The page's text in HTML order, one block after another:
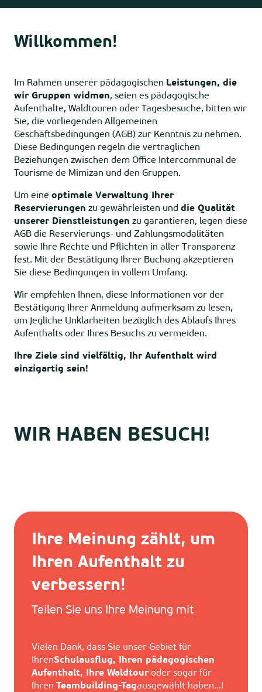
Willkommen!
Im Rahmen unserer pädagogischen Leistungen, die
wir Gruppen widmen, seien es pädagogische
Aufenthalte, Waldtouren oder Tagesbesuche, bitten wir
Sie, die vorliegenden Allgemeinen
Geschäftsbedingungen (AGB) zur Kenntnis zu nehmen.
Diese Bedingungen regeln die vertraglichen
Beziehungen zwischen dem Office Intercommunal de
Tourisme de Mimizan und den Gruppen.
Um eine optimale Verwaltung Ihrer
Reservierungen zu gewährleisten und die Qualität
unserer Dienstleistungen zu garantieren, legen diese
AGB die Reservierungs- und Zahlungsmodalitäten
sowie Ihre Rechte und Pflichten in aller Transparenz
fest. Mit der Bestätigung Ihrer Buchung akzeptieren
Sie diese Bedingungen in vollem Umfang.
Wir empfehlen Ihnen, diese Informationen vor der
Bestätigung Ihrer Anmeldung aufmerksam zu lesen,
um jegliche Unklarheiten bezüglich des Ablaufs Ihres
Aufenthalts oder Ihres Besuchs zu vermeiden.
Ihre Ziele sind vielfältig, Ihr Aufenthalt wird
einzigartig sein!
WIR HABEN BESUCH!
Ihre Meinung zählt, um
Ihren Aufenthalt zu
verbessern!
Teilen Sie uns Ihre Meinung mit
Vielen Dank, dass Sie unser Gebiet für
IhrenSchulausflug, Ihren pädagogischen
Aufenthalt, Ihre Waldtouroder sogar für
Ihren Teambuilding-Tagausgewählt haben…!